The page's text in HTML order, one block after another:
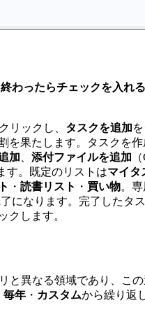
わったらチェックを入れる
リックし、 タスクを追加
を果たします。タスクを
加 添付ファイルを追加
す。既定のリストはマイタ
・ 読書リスト ・ 買い物。
になります。完了したタ
クします。
と異なる領域であり、
毎年 ・ カスタムから繰り返